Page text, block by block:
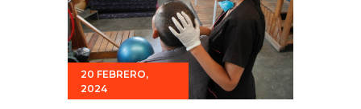
Promociones
Noticias
Para ti
Contacto
20 FEBRERO,
2024